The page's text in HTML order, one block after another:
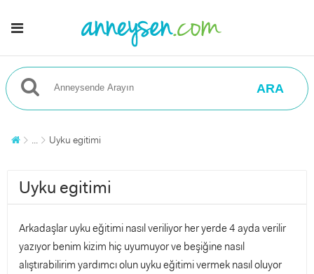
ARA
... Uyku egitimi
Uyku egitimi
Arkadaşlar uyku eğitimi nasıl veriliyor her yerde 4 ayda verilir
yazıyor benim kizim hiç uyumuyor ve beşiğine nasıl
alıştırabilirim yardımcı olun uyku eğitimi vermek nasıl oluyor